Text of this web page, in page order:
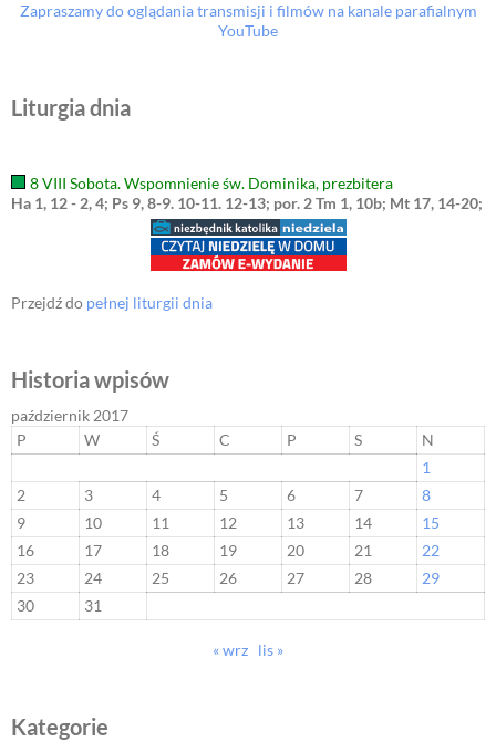
Zapraszamy do oglądania transmisji i filmów na kanale parafialnym
YouTube
Liturgia dnia
8 VIII Sobota. Wspomnienie św. Dominika, prezbitera
Ha 1, 12 - 2, 4; Ps 9, 8-9. 10-11. 12-13; por. 2 Tm 1, 10b; Mt 17, 14-20;
Przejdź do pełnej liturgii dnia
Historia wpisów
październik 2017
P
W Ś C P S
N
1
2
3 4 5 6 7
8
9
10 11 12 13 14
15
16
17 18 19 20 21
22
23
24 25 26 27 28
29
30
31
« wrz lis »
Kategorie